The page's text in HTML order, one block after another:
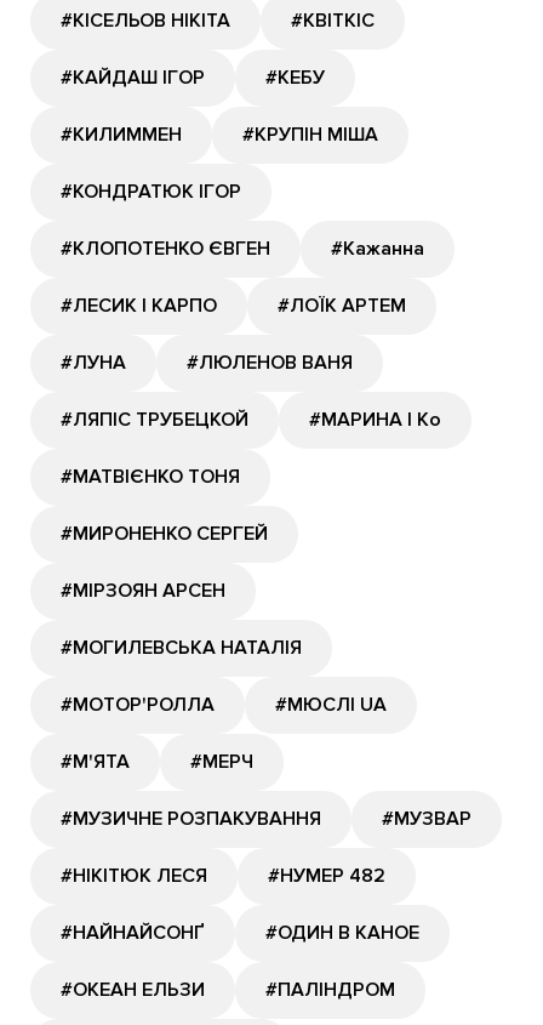
#КІСЕЛЬОВ НІКІТА #КВІТКІС
#КАЙДАШ ІГОР #КЕБУ
#КИЛИММЕН #КРУПІН МІША
#КОНДРАТЮК ІГОР
#КЛОПОТЕНКО ЄВГЕН #Кажанна
#ЛЕСИК І КАРПО #ЛОЇК АРТЕМ
#ЛУНА #ЛЮЛЕНОВ ВАНЯ
#ЛЯПІС ТРУБЕЦКОЙ #МАРИНА І Ко
#МАТВІЄНКО ТОНЯ
#МИРОНЕНКО СЕРГЕЙ
#МІРЗОЯН АРСЕН
#МОГИЛЕВСЬКА НАТАЛІЯ
#МОТОР'РОЛЛА #МЮСЛІ UA
#М'ЯТА #МЕРЧ
#МУЗИЧНЕ РОЗПАКУВАННЯ #МУЗВАР
#НІКІТЮК ЛЕСЯ #НУМЕР 482
#НАЙНАЙСОНҐ #ОДИН В КАНОЕ
#ОКЕАН ЕЛЬЗИ #ПАЛІНДРОМ